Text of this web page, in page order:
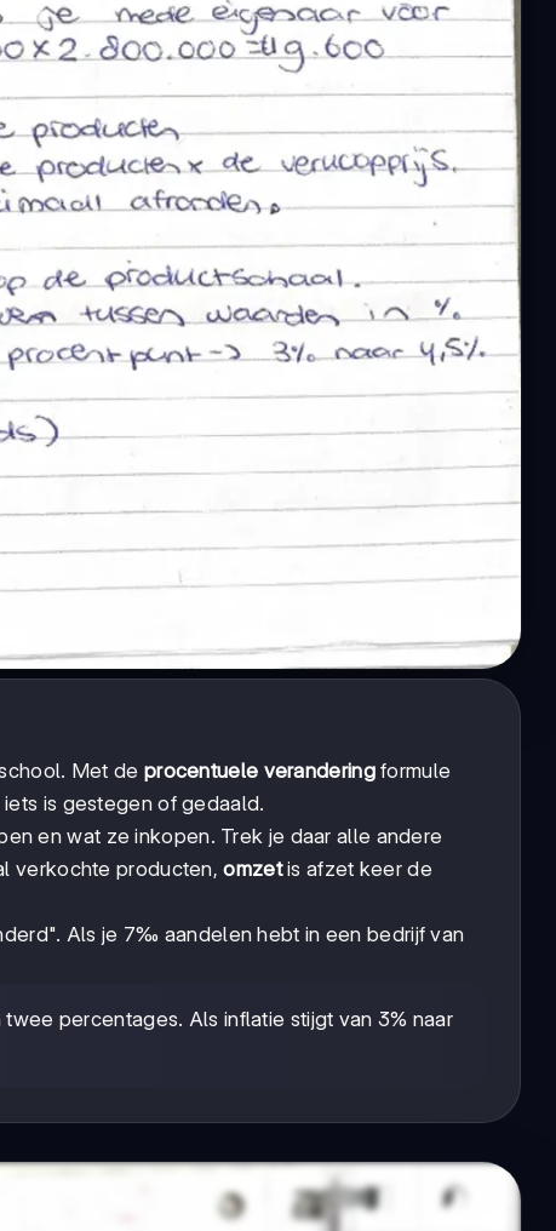
Met de procentuele veranderingformule
is gestegen of gedaald.
en wat ze inkopen. Trek je daar alle andere
verkochte producten,omzetis afzet keer de
Als je 7‰ aandelen hebt in een bedrijf van
percentages. Als inflatie stijgt van 3% naar